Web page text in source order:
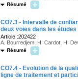
Résumé
CO7.3 - Intervalle de
deux voies dans les
Article :202422
A. Bourredjem, H. Cardot, H.
Résumé
CO7.4 - Evolution de la
ligne de traitement et